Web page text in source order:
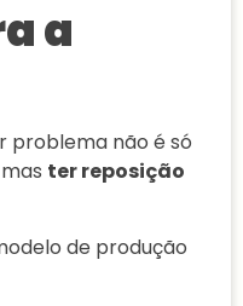
a
problema não é só
ter reposição
de produção